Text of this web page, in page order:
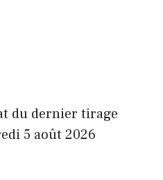
du dernier tirage
5 août 2026